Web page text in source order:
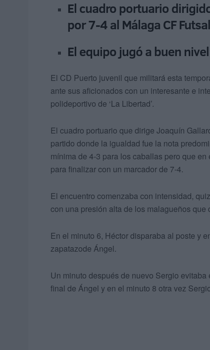
El cuadro portuario
por 7-4 al Málaga CF
El equipo jugó a buen
El CD Puerto juvenil que militará esta
ante sus aficionados con un interesante e
polideportivo de ‘La Libertad’.
El cuadro portuario que dirige Joaquín
partido donde la igualdad fue la nota
mínima de 4-3 para los caballas pero que
para finalizar con un marcador de 7-4.
El encuentro comenzaba con intensidad,
con una presión alta de los malagueños
En el minuto 6, Héctor disparaba al poste y
zapatazode Ángel.
Un minuto después de nuevo Sergio
final de Ángel y en el minuto 8 otra vez